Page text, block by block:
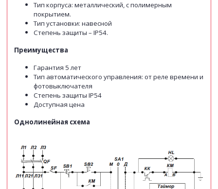
Тип корпуса: металлический, с полимерным
покрытием.
Тип установки: навесной
Степень защиты – IP54.
Преимущества
Гарантия 5 лет
Тип автоматического управления: от реле времени и
фотовыключателя
Степень защиты IP54
Доступная цена
Однолинейная схема